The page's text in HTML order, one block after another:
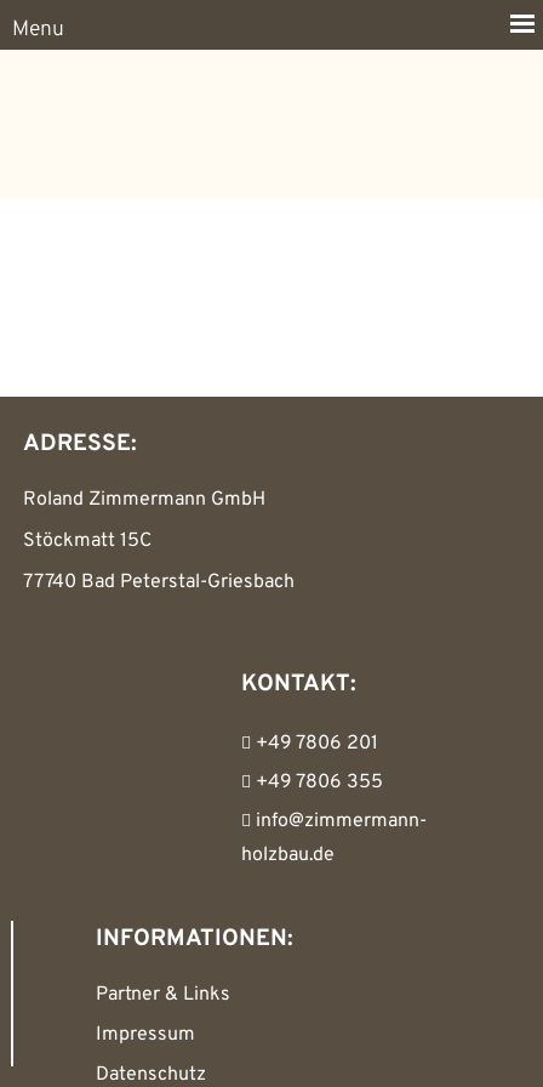
ADRESSE:
Roland Zimmermann GmbH
Stöckmatt 15C
77740 Bad Peterstal-Griesbach
KONTAKT:
+49 7806 201
+49 7806 355
info@zimmermann-
holzbau.de
INFORMATIONEN:
Partner & Links
Impressum
Datenschutz